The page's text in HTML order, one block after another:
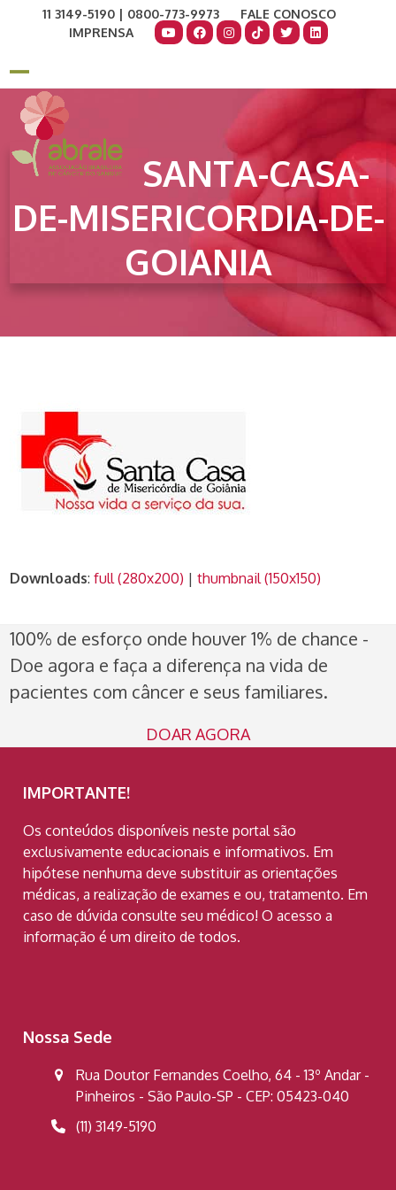
11 3149-5190 | 0800-773-9973
FALE CONOSCO
IMPRENSA
Open
mobile
menu
Close
mobile
menu
SANTA-CASA-
DE-MISERICORDIA-DE-
GOIANIA
Downloads:full (280x200) |thumbnail (150x150)
100% de esforço onde houver 1% de chance -
Doe agora e faça a diferença na vida de
pacientes com câncer e seus familiares.
DOAR AGORA
IMPORTANTE!
Os conteúdos disponíveis neste portal são
exclusivamente educacionais e informativos. Em
hipótese nenhuma deve substituir as orientações
médicas, a realização de exames e ou, tratamento. Em
caso de dúvida consulte seu médico! O acesso a
informação é um direito de todos.
Nossa Sede
Rua Doutor Fernandes Coelho, 64 - 13º Andar -
Pinheiros - São Paulo-SP - CEP: 05423-040
(11) 3149-5190